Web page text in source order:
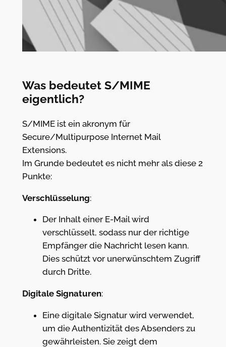
Was bedeutet S/MIME
eigentlich?
S/MIME ist ein akronym für
Secure/Multipurpose Internet Mail
Extensions.
Im Grunde bedeutet es nicht mehr als diese 2
Punkte:
Verschlüsselung:
Der Inhalt einer E-Mail wird
verschlüsselt, sodass nur der richtige
Empfänger die Nachricht lesen kann.
Dies schützt vor unerwünschtem Zugriff
durch Dritte.
Digitale Signaturen:
Eine digitale Signatur wird verwendet,
um die Authentizität des Absenders zu
gewährleisten. Sie zeigt dem